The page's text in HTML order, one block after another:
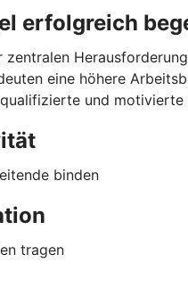
erfolgreich
eine höhere
und
binden
tragen